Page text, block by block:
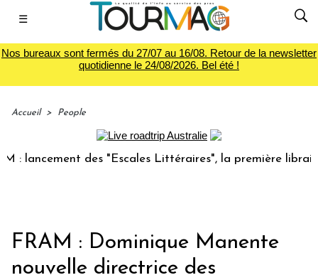
☰
Nos bureaux sont fermés du 27/07 au 16/08. Retour de la newsletter
quotidienne le 24/08/2026. Bel été !
Accueil > People
lancement des "Escales Littéraires", la première librairie
FRAM : Dominique Manente
nouvelle directrice des